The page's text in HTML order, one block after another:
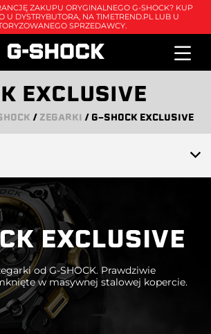
ZAKUPU ORYGINALNEGO G-SHOCK? KUP
U DYSTRYBUTORA, NA TIMETREND.PL LUB U
SPRZEDAWCY.
EXCLUSIVE
/ ZEGARKI / G-SHOCK EXCLUSIVE
EXCLUSIVE
od G-SHOCK. Prawdziwie
w masywnej stalowej kopercie.